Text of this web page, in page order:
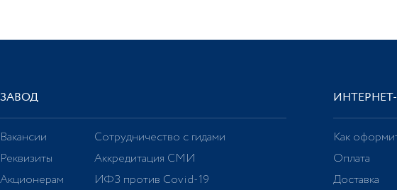
ЗАВОД
Вакансии
Реквизиты
Акционерам
Сотрудничество с гидами
Аккредитация СМИ
ИФЗ против Covid-19
Как
Оплата
Доставка